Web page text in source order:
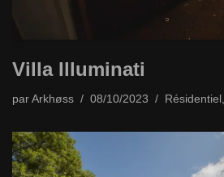
Villa Illuminati
par Arkhøss 08/10/2023 Résidentiel